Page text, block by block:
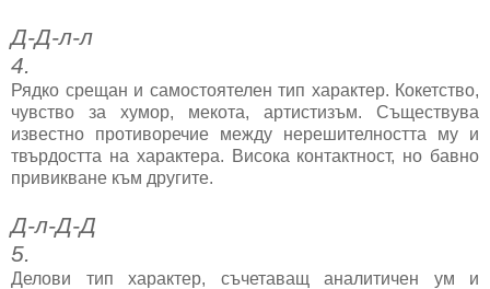
Д-Д-л-л
4.
Рядко срещан и самостоятелен тип характер. Кокетство,
чувство за хумор, мекота, артистизъм. Съществува
известно противоречие между нерешителността му и
твърдостта на характера. Висока контактност, но бавно
привикване към другите.
Д-л-Д-Д
5.
Делови тип характер, съчетаващ аналитичен ум и